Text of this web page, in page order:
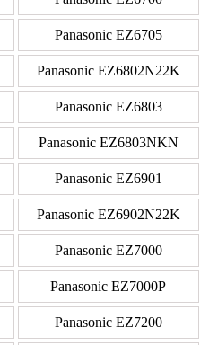
Panasonic EZ6705
Panasonic EZ6802N22K
Panasonic EZ6803
Panasonic EZ6803NKN
Panasonic EZ6901
Panasonic EZ6902N22K
Panasonic EZ7000
Panasonic EZ7000P
Panasonic EZ7200